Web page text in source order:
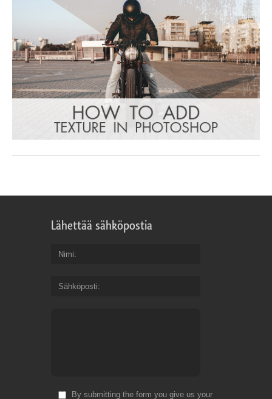
Lähettää sähköpostia
Nimi
Sähköposti
By submitting the form you give us your